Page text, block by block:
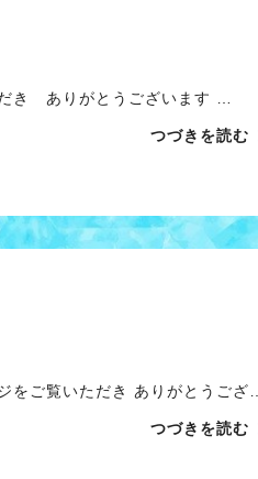
き ありがとうございます …
つづきを読む
ご覧いただき ありがとうござ…
つづきを読む